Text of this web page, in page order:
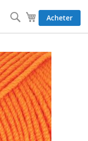
Mon panier
Acheter
Rechercher